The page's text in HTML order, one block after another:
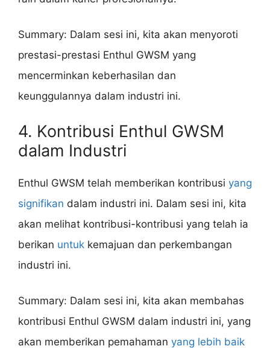
Summary: Dalam sesi ini, kita akan menyoroti
prestasi-prestasi Enthul GWSM yang
mencerminkan keberhasilan dan
keunggulannya dalam industri ini.
4. Kontribusi Enthul GWSM
dalam Industri
Enthul GWSM telah memberikan kontribusi yang
signifikan dalam industri ini. Dalam sesi ini, kita
akan melihat kontribusi-kontribusi yang telah ia
berikan untuk kemajuan dan perkembangan
industri ini.
Summary: Dalam sesi ini, kita akan membahas
kontribusi Enthul GWSM dalam industri ini, yang
akan memberikan pemahaman yang lebih baik